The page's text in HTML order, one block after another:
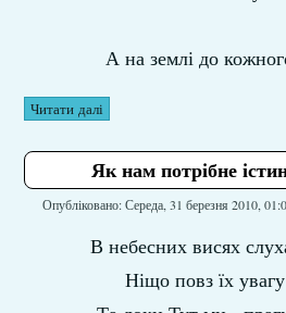
А на землі до
Читати далі
Як нам потрібне
Опубліковано: Середа, 31 березня 2010,
В небесних висях
Ніщо повз їх